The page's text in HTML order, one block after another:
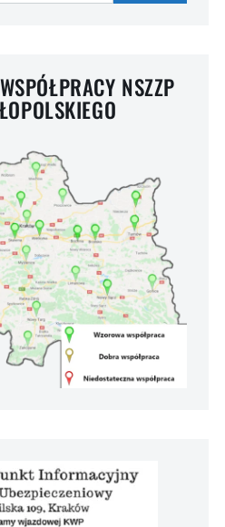
NSZZP